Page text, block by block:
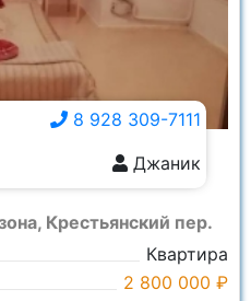
Крестьянский пер.
Квартира
2 800 000 ₽
8 928 309-7111
Джаник